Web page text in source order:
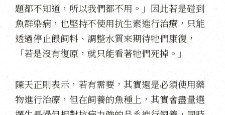
題都不知道，所以我們都不用。」因此若是碰到
魚群染病，也堅持不使用抗生素進行治療，只能
透過停止餵飼料、調整水質來期待牠們康復，
「若是沒有復原，就只能看著牠們死掉。」
陳天正則表示，若有需要，其實還是必須使用藥
物進行治療，但在飼養的魚種上，其實會盡量選